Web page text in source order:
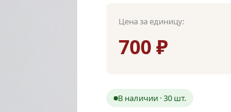
Цена за единицу:
700 ₽
В наличии · 30 шт.